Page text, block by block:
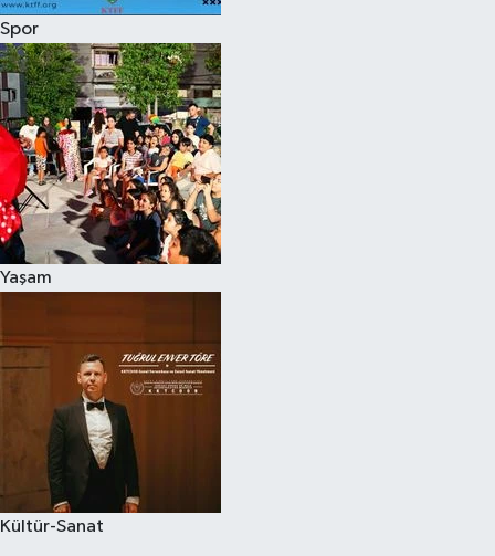
Spor
Yaşam
Kültür-Sanat